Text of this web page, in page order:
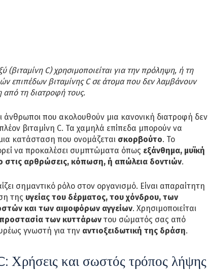
(βιταμίνη C) χρησιμοποιείται για την πρόληψη, ή τη
επιπέδων βιταμίνης C σε άτομα που δεν λαμβάνουν
από τη διατροφή τους.
άνθρωποι που ακολουθούν μια κανονική διατροφή δεν
βιταμίνη C. Τα χαμηλά επίπεδα μπορούν να
κατάσταση που ονομάζεται σκορβούτο. Το
να προκαλέσει συμπτώματα όπως εξάνθημα, μυϊκή
στις αρθρώσεις, κόπωση, ή απώλεια δοντιών.
σημαντικό ρόλο στον οργανισμό. Είναι απαραίτητη
της υγείας του δέρματος, του χόνδρου, των
και των αιμοφόρων αγγείων. Χρησιμοποιείται
των κυττάρων του σώματός σας από
γνωστή για την αντιοξειδωτική της δράση.
Χρήσεις και σωστός τρόπος λήψης